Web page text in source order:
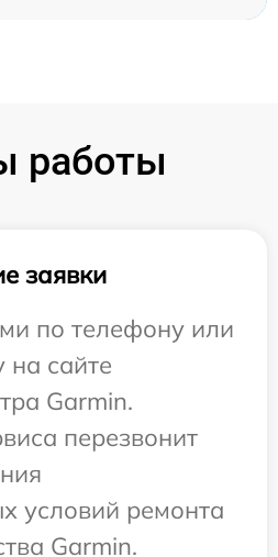
работы
заявки
по телефону или
на сайте
Garmin.
перезвонит
условий ремонта
Garmin.